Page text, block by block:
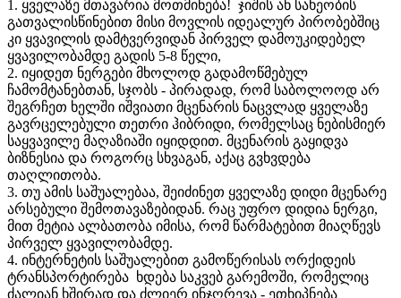
1. ყველაზე მთავარია მოთმინება! ჯიშის ან სახეობის
გათვალისწინებით მისი მოვლის იდეალურ პირობებშიც
კი ყვავილის დამტვერვიდან პირველ დამოუკიდებელ
ყვავილობამდე გადის 5-8 წელი,
2. იყიდეთ ნერგები მხოლოდ გადამოწმებულ
ჩამომტანებთან, სჯობს - პირადად, რომ საბოლოოდ არ
შეგრჩეთ ხელში იშვიათი მცენარის ნაცვლად ყველაზე
გავრცელებული თეთრი ჰიბრიდი, რომელსაც ნებისმიერ
საყვავილე მაღაზიაში იყიდდით. მცენარის გაყიდვა
ბიზნესია და როგორც სხვაგან, აქაც გვხვდება
თაღლითობა.
3. თუ ამის საშუალებაა, შეიძინეთ ყველაზე დიდი მცენარე
არსებული შემოთავაზებიდან. რაც უფრო დიდია ნერგი,
მით მეტია ალბათობა იმისა, რომ წარმატებით მიაღწევს
პირველ ყვავილობამდე.
4. ინტერნეტის საშუალებით გამოწერისას ორქიდეის
ტრანსპორტირება ხდება საკვებ გარემოში, რომელიც
ძალიან ხშირად და ძლიერ ინჯღრევა - ეთხიპნება